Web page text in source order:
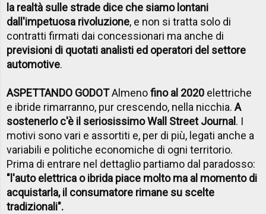
la realtà sulle strade dice che siamo lontani
dall'impetuosa rivoluzione, e non si tratta solo di
contratti firmati dai concessionari ma anche di
previsioni di quotati analisti ed operatori del settore
automotive.
ASPETTANDO GODOTAlmenofino al 2020 elettriche
e ibride rimarranno, pur crescendo, nella nicchia.A
sostenerlo c'è il seriosissimo Wall Street Journal . I
motivi sono vari e assortiti e, per di più, legati anche a
variabili e politiche economiche di ogni territorio.
Prima di entrare nel dettaglio partiamo dal paradosso:
"l'auto elettrica o ibrida piace molto ma al momento di
acquistarla, il consumatore rimane su scelte
tradizionali".